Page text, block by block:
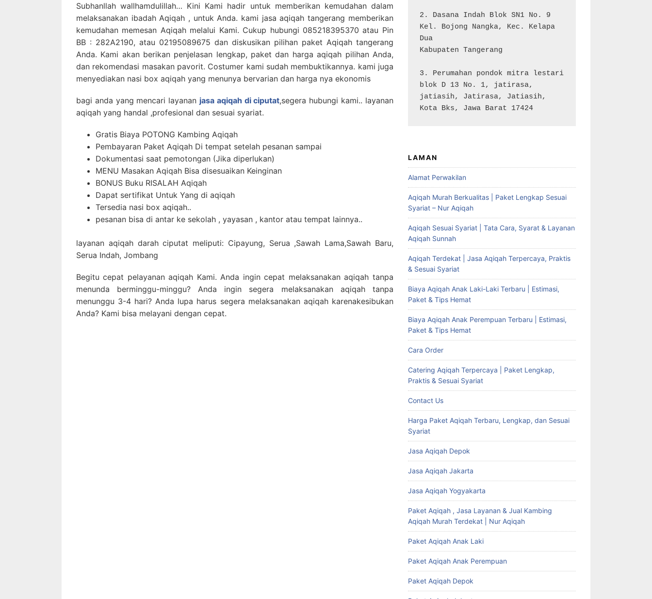
Subhanllah wallhamdulillah… Kini Kami hadir untuk memberikan kemudahan dalam
melaksanakan ibadah Aqiqah , untuk Anda. kami jasa aqiqah tangerang memberikan
kemudahan memesan Aqiqah melalui Kami. Cukup hubungi 085218395370 atau Pin
BB : 282A2190, atau 02195089675 dan diskusikan pilihan paket Aqiqah tangerang
Anda. Kami akan berikan penjelasan lengkap, paket dan harga aqiqah pilihan Anda,
dan rekomendasi masakan pavorit. Costumer kami sudah membuktikannya. kami juga
menyediakan nasi box aqiqah yang menunya bervarian dan harga nya ekonomis
bagi anda yang mencari layanan jasa aqiqah di ciputat,segera hubungi kami.. layanan
aqiqah yang handal ,profesional dan sesuai syariat.
Gratis Biaya POTONG Kambing Aqiqah
Pembayaran Paket Aqiqah Di tempat setelah pesanan sampai
Dokumentasi saat pemotongan (Jika diperlukan)
MENU Masakan Aqiqah Bisa disesuaikan Keinginan
BONUS Buku RISALAH Aqiqah
Dapat sertifikat Untuk Yang di aqiqah
Tersedia nasi box aqiqah..
pesanan bisa di antar ke sekolah , yayasan , kantor atau tempat lainnya..
layanan aqiqah darah ciputat meliputi: Cipayung, Serua ,Sawah Lama,Sawah Baru,
Serua Indah, Jombang
Begitu cepat pelayanan aqiqah Kami. Anda ingin cepat melaksanakan aqiqah tanpa
menunda berminggu-minggu? Anda ingin segera melaksanakan aqiqah tanpa
menunggu 3-4 hari? Anda lupa harus segera melaksanakan aqiqah karenakesibukan
Anda? Kami bisa melayani dengan cepat.
2. Dasana Indah Blok SN1 No. 9
Kel. Bojong Nangka, Kec. Kelapa
Dua
Kabupaten Tangerang
3. Perumahan pondok mitra lestari
blok D 13 No. 1, jatirasa,
jatiasih, Jatirasa, Jatiasih,
Kota Bks, Jawa Barat 17424
LAMAN
Alamat Perwakilan
Aqiqah Murah Berkualitas | Paket Lengkap Sesuai
Syariat – Nur Aqiqah
Aqiqah Sesuai Syariat | Tata Cara, Syarat & Layanan
Aqiqah Sunnah
Aqiqah Terdekat | Jasa Aqiqah Terpercaya, Praktis
& Sesuai Syariat
Biaya Aqiqah Anak Laki-Laki Terbaru | Estimasi,
Paket & Tips Hemat
Biaya Aqiqah Anak Perempuan Terbaru | Estimasi,
Paket & Tips Hemat
Cara Order
Catering Aqiqah Terpercaya | Paket Lengkap,
Praktis & Sesuai Syariat
Contact Us
Harga Paket Aqiqah Terbaru, Lengkap, dan Sesuai
Syariat
Jasa Aqiqah Depok
Jasa Aqiqah Jakarta
Jasa Aqiqah Yogyakarta
Paket Aqiqah , Jasa Layanan & Jual Kambing
Aqiqah Murah Terdekat | Nur Aqiqah
Paket Aqiqah Anak Laki
Paket Aqiqah Anak Perempuan
Paket Aqiqah Depok